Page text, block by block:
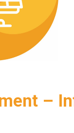
–